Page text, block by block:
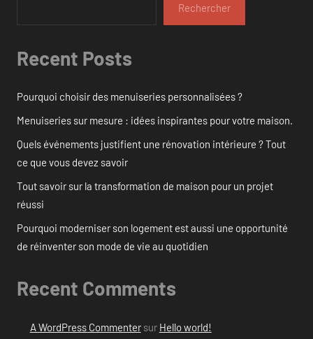
Rechercher
Recent Posts
Pourquoi choisir des menuiseries personnalisées ?
Menuiseries sur mesure : idées inspirantes pour votre maison.
Quels événements justifient une rénovation intérieure ? Tout
ce que vous devez savoir
Tout savoir sur la transformation de maison pour un projet
réussi
Pourquoi moderniser son logement est aussi une opportunité
de réinventer son mode de vie au quotidien
Recent Comments
A WordPress Commentersur Hello world!